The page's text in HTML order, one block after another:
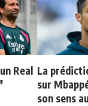
Real La
sur
son sens